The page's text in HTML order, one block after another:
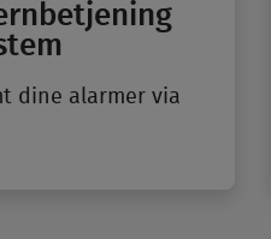
dine alarmer via